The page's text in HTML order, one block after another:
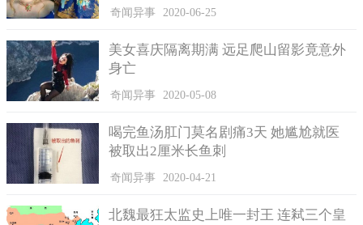
王黼能行贪污之事，还要算上宋徽宗的一份功劳。
奇闻异事 2020-06-25
美女喜庆隔离期满 远足爬山留影竟意外
身亡
奇闻异事 2020-05-08
喝完鱼汤肛门莫名剧痛3天 她尴尬就医
被取出2厘米长鱼刺
奇闻异事 2020-04-21
北魏最狂太监史上唯一封王 连弒三个皇